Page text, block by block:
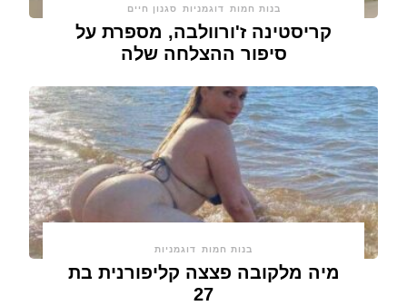
בנות חמות דוגמניות סגנון חיים
קריסטינה ז'ורוולבה, מספרת על
סיפור ההצלחה שלה
בנות חמות דוגמניות
מיה מלקובה פצצה קליפורנית בת
27